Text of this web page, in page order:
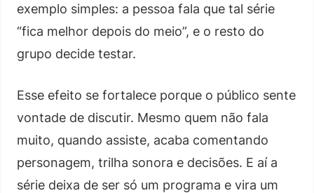
exemplo simples: a pessoa fala que tal série
“fica melhor depois do meio”, e o resto do
grupo decide testar.
Esse efeito se fortalece porque o público sente
vontade de discutir. Mesmo quem não fala
muito, quando assiste, acaba comentando
personagem, trilha sonora e decisões. E aí a
série deixa de ser só um programa e vira um